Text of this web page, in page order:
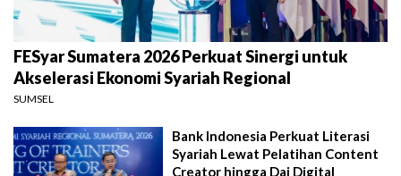
FESyar Sumatera 2026 Perkuat Sinergi untuk
Akselerasi Ekonomi Syariah Regional
SUMSEL
Bank Indonesia Perkuat Literasi
Syariah Lewat Pelatihan Content
Creator hingga Dai Digital